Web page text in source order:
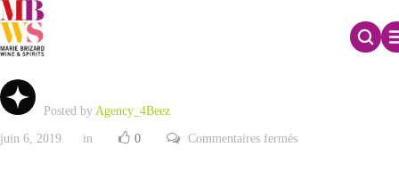
Rapport CA sur les Résolutions
Posted by Agency_4Beez
juin 6, 2019 in 0 Commentaires ferméssur